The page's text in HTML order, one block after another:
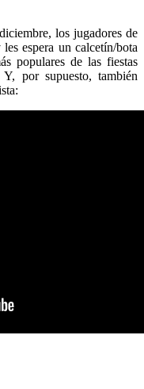
los jugadores de
espera un calcetín/bota
populares de las fiestas
por supuesto, también